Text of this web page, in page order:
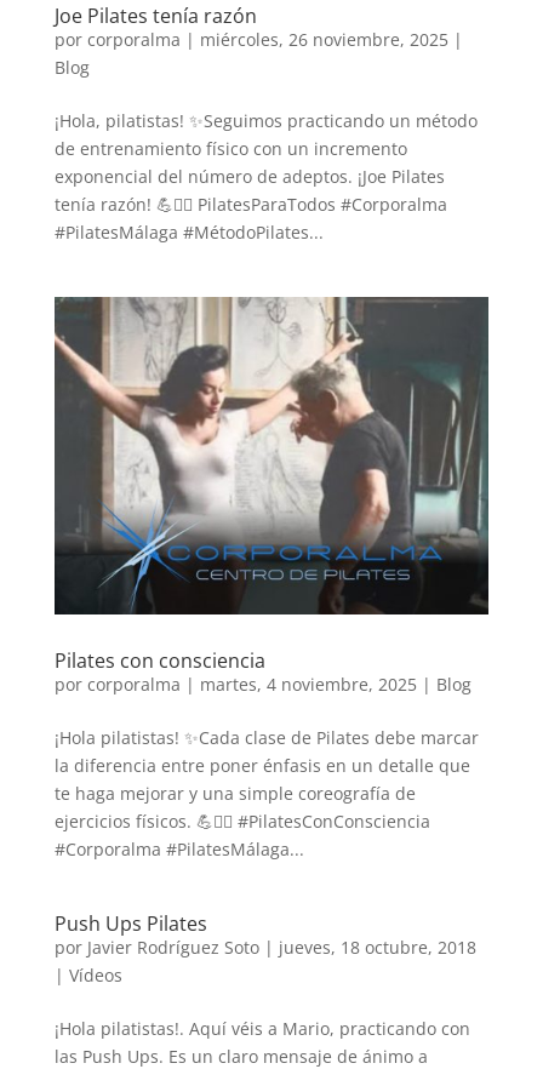
Joe Pilates tenía razón
por corporalma | miércoles, 26 noviembre, 2025|
Blog
¡Hola, pilatistas! ✨Seguimos practicando un método
de entrenamiento físico con un incremento
exponencial del número de adeptos. ¡Joe Pilates
tenía razón! 💪🧘‍♀️ PilatesParaTodos #Corporalma
#PilatesMálaga #MétodoPilates...
Pilates con consciencia
por corporalma | martes, 4 noviembre, 2025| Blog
¡Hola pilatistas! ✨Cada clase de Pilates debe marcar
la diferencia entre poner énfasis en un detalle que
te haga mejorar y una simple coreografía de
ejercicios físicos. 💪🧘‍♀️ #PilatesConConsciencia
#Corporalma #PilatesMálaga...
Push Ups Pilates
por Javier Rodríguez Soto| jueves, 18 octubre, 2018
| Vídeos
¡Hola pilatistas!. Aquí véis a Mario, practicando con
las Push Ups. Es un claro mensaje de ánimo a